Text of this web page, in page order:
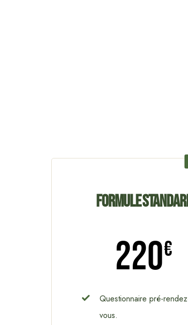
Formule
220€
Questionnaire pré-
vous.